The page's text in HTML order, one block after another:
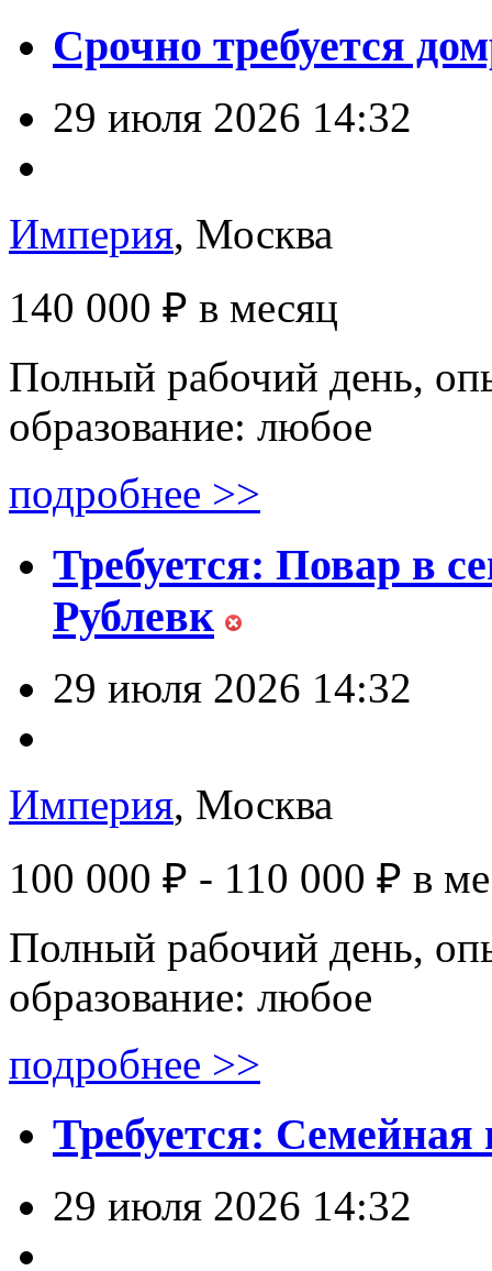
Срочно требуется
29 июля 2026 14:32
Империя, Москва
140 000 ₽ в месяц
Полный рабочий день,
образование: любое
подробнее >>
Требуется: Повар в
Рублевк
29 июля 2026 14:32
Империя, Москва
100 000 ₽ - 110 000 ₽ в
Полный рабочий день,
образование: любое
подробнее >>
Трeбуетcя: Семейная
29 июля 2026 14:32